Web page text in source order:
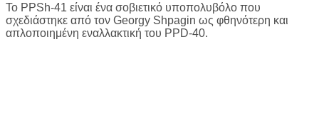
Το PPSh-41 είναι ένα σοβιετικό υποπολυβόλο που
σχεδιάστηκε από τον Georgy Shpagin ως φθηνότερη και
απλοποιημένη εναλλακτική του PPD-40.